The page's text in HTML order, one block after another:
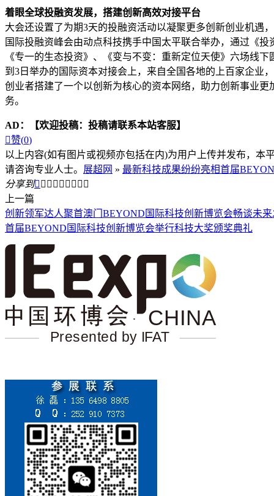
着眼全球投融资发展，搭建创新高效对接平台
大会还设置了为期3天的投融资活动以凝聚更多创新创业机遇
国际投融资峰会由动点科技携手中国太平联合举办，通过《
《专一的生态投资》、《变与不变：重新定位天使》六场线
到3日举办的国际资本对接会上，来自全国各地的上百家企业
创业者搭建了一个以创新为核心的资本网络，助力创新事业
务。
AD：
【欢迎投稿：投稿请联系本站客服】
赞(0)
以上内容(如有图片或视频亦包括在内)为用户上传并发布，本
请咨询专业人士。 展超网 » 最新科技成果纷纷亮相首届
分享到        
上一篇
创新领军达人聚首澳门BEYOND国际科技创新博览会畅谈未
首届BEYOND国际科技创新博览会举行科技大奖颁奖典礼